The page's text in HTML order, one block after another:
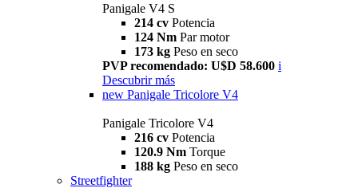
Panigale V4 S
214 cv Potencia
124 Nm Par motor
173 kg Peso en seco
PVP recomendado: U$D 58.600 i
Descubrir más
new Panigale Tricolore V4
Panigale Tricolore V4
216 cv Potencia
120.9 Nm Torque
188 kg Peso en seco
Streetfighter